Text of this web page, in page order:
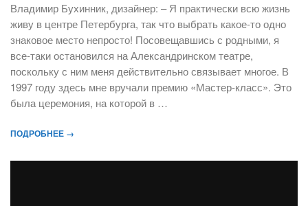
Владимир Бухинник, дизайнер: – Я практически всю жизнь
живу в центре Петербурга, так что выбрать какое-то одно
знаковое место непросто! Посовещавшись с родными, я
все-таки остановился на Александринском театре,
поскольку с ним меня действительно связывает многое. В
1997 году здесь мне вручали премию «Мастер-класс». Это
была церемония, на которой в …
ПОДРОБНЕЕ →